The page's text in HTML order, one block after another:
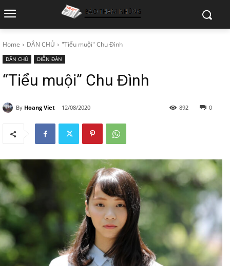
Home DÂN CHỦ "Tiểu muội" Chu Đình
DÂN CHỦ DIỄN ĐÀN
“Tiểu muội” Chu Đình
By Hoang Viet 12/08/2020 0
892